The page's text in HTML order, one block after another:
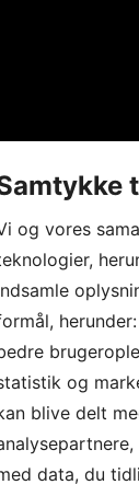
Records, har
om de
livet kræver
og vores
og
blive delt
data, du